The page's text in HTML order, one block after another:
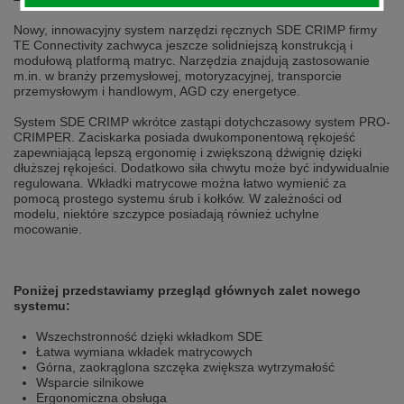
selected one. This website is also available in German. Would you like to
Switch to German version Stay on this version
Wir haben erkannt, dass ihr Browser eine andere Sprache als die derzeit
Möchten Sie zur Deutschen Version wechseln?
Zur deutschen Version wechseln Auf dieser Version bleiben
We have detected, that your browser prefers another language than the
selected one. This website is also available in Czech. Would you like to
switch to the Czech version?
Zdá se, že Váš prohlížeč je v jiném jazyce, než jaký je momentálně používán.
Tato stránka je k dispozici i v češtině. Chcete přepnout na českou verzi?
Přepnout na českou verzi Zůstaňte v této verzi
Váš prohlížeč se zdá být v jiném jazyce, než je právě používaný jazyk. Tato
stránka je také k dispozici v němčině. Přejete si přejít na německou verzi?
Nowy, innowacyjny system narzędzi ręcznych SDE CRIMP firmy
TE Connectivity zachwyca jeszcze solidniejszą konstrukcją i
modułową platformą matryc. Narzędzia znajdują zastosowanie
m.in. w branży przemysłowej, motoryzacyjnej, transporcie
przemysłowym i handlowym, AGD czy energetyce.
System SDE CRIMP wkrótce zastąpi dotychczasowy system PRO-
CRIMPER. Zaciskarka posiada dwukomponentową rękojeść
zapewniającą lepszą ergonomię i zwiększoną dźwignię dzięki
dłuższej rękojeści. Dodatkowo siła chwytu może być indywidualnie
regulowana. Wkładki matrycowe można łatwo wymienić za
pomocą prostego systemu śrub i kołków. W zależności od
modelu, niektóre szczypce posiadają również uchylne
mocowanie.
Poniżej przedstawiamy przegląd głównych zalet nowego
systemu:
Wszechstronność dzięki wkładkom SDE
Łatwa wymiana wkładek matrycowych
Górna, zaokrąglona szczęka zwiększa wytrzymałość
Wsparcie silnikowe
Ergonomiczna obsługa